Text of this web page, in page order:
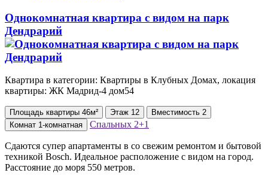
Однокомнатная квартира с видом на парк
Дендрарий
Квартира в категории: Квартиры в Клубных Домах, локация
квартиры: ЖК Мадрид-4 дом54
Площадь квартиры 46м² Этаж 12 Вместимость 2
Комнат 1-комнатная Спальных 2+1
Сдаются супер апартаменты в со свежим ремонтом и бытовой
техникой Bosch. Идеальное расположение с видом на город.
Расстояние до моря 550 метров.